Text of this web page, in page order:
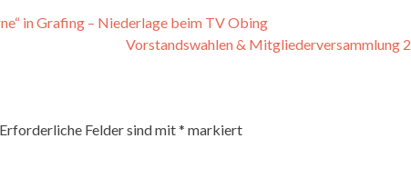
in Grafing – Niederlage beim TV Obing
Vorstandswahlen & Mitgliederversammlung
Erforderliche Felder sind mit* markiert